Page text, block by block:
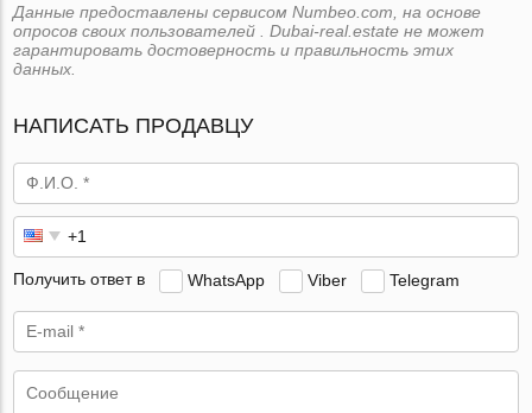
Данные предоставлены сервисом Numbeo.com, на основе
опросов своих пользователей . Dubai-real.estate не может
гарантировать достоверность и правильность этих
данных.
НАПИСАТЬ ПРОДАВЦУ
Получить ответ в WhatsApp Viber Telegram